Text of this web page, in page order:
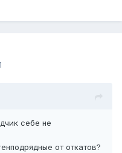
себе не
от откатов?